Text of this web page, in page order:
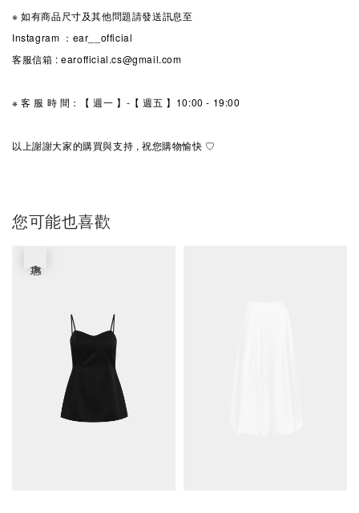
※ 如有商品尺寸及其他問題請發送訊息至
Instagram ：ear__official
客服信箱 : earofficial.cs@gmail.com
※ 客 服 時 間：【 週一 】-【 週五 】10:00 - 19:00
以上謝謝大家的購買與支持 , 祝您購物愉快 ♡
您可能也喜歡